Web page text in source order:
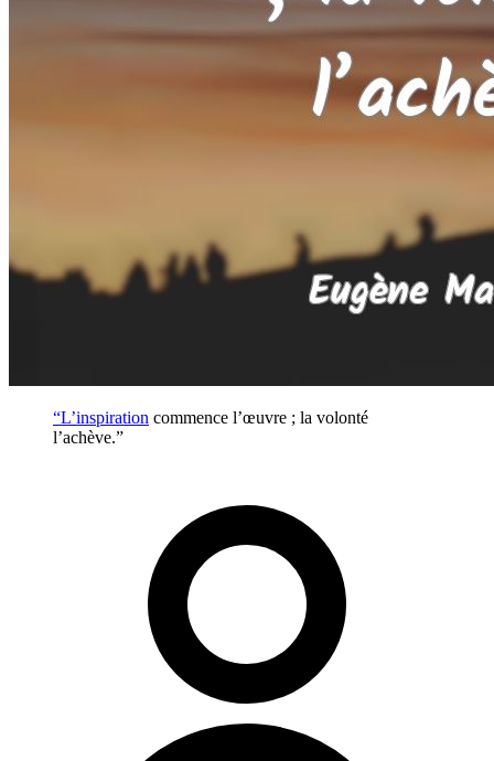
“L’inspiration commence l’œuvre ; la volonté
l’achève.”